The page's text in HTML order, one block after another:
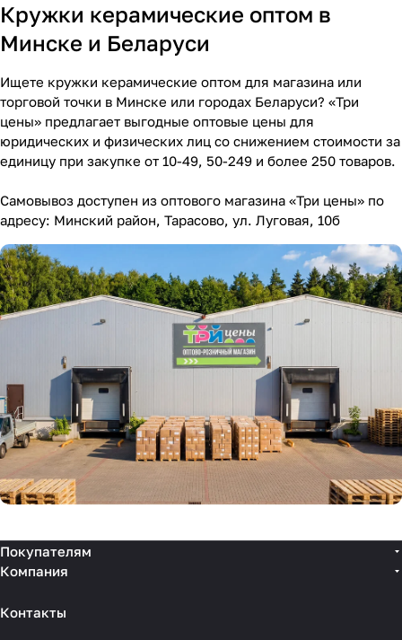
Кружки керамические оптом в
Минске и Беларуси
Ищете кружки керамические оптом для магазина или
торговой точки в Минске или городах Беларуси? «Три
цены» предлагает выгодные оптовые цены для
юридических и физических лиц со снижением стоимости за
единицу при закупке от 10-49, 50-249 и более 250 товаров.
Самовывоз доступен из оптового магазина «Три цены» по
адресу: Минский район, Тарасово, ул. Луговая, 10б
Покупателям
Компания
Контакты